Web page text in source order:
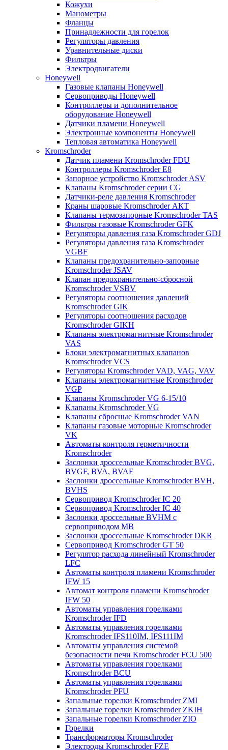
Кожухи
Манометры
Фланцы
Принадлежности для горелок
Регуляторы давления
Уравнительные диски
Фильтры
Электродвигатели
Honeywell
Газовые клапаны Honeywell
Сервоприводы Honeywell
Контроллеры и дополнительное
оборудование Honeywell
Датчики пламени Honeywell
Электронные компоненты Honeywell
Тепловая автоматика Honeywell
Kromschroder
Датчик пламени Kromschroder FDU
Контроллеры Kromschroder E8
Запорное устройство Kromschroder ASV
Клапаны Kromschroder серии CG
Датчики-реле давления Kromschroder
Краны шаровые Kromschroder АКТ
Клапаны термозапорные Kromschroder TAS
Фильтры газовые Kromschroder GFK
Регуляторы давления газа Kromschroder GDJ
Регуляторы давления газа Kromschroder
VGBF
Клапаны предохранительно-запорные
Kromschroder JSAV
Клапан предохранительно-сбросной
Kromschroder VSBV
Регуляторы соотношения давлений
Kromschroder GIK
Регуляторы соотношения расходов
Kromschroder GIKH
Клапаны электромагнитные Kromschroder
VAS
Блоки электромагнитных клапанов
Kromschroder VCS
Регуляторы Kromschroder VAD, VAG, VAV
Клапаны электромагнитные Kromschroder
VGP
Клапаны Kromschroder VG 6-15/10
Клапаны Kromschroder VG
Клапаны сбросные Kromschroder VAN
Клапаны газовые моторные Kromschroder
VK
Автоматы контроля герметичности
Kromschroder
Заслонки дроссельные Kromschroder BVG,
BVGF, BVA, BVAF
Заслонки дроссельные Kromschroder BVH,
BVHS
Сервопривод Kromschroder IC 20
Сервопривод Kromschroder IC 40
Заслонки дроссельные BVHM с
сервоприводом МВ
Заслонки дроссельные Kromschroder DKR
Cервопривод Kromschroder GT 50
Регулятор расхода линейный Kromschroder
LFC
Автоматы контроля пламени Kromschroder
IFW 15
Автомат контроля пламени Kromschroder
IFW 50
Автоматы управления горелками
Kromschroder IFD
Автоматы управления горелками
Kromschroder IFS110IM, IFS111IM
Автоматы управления системой
безопасности печи Kromschroder FCU 500
Автоматы управления горелками
Kromschroder BCU
Автоматы управления горелками
Kromschroder PFU
Запальные горелки Kromschroder ZМI
Запальные горелки Kromschroder ZKIH
Запальные горелки Kromschroder ZIO
Горелки
Трансформаторы Kromschroder
Электроды Kromschroder FZE